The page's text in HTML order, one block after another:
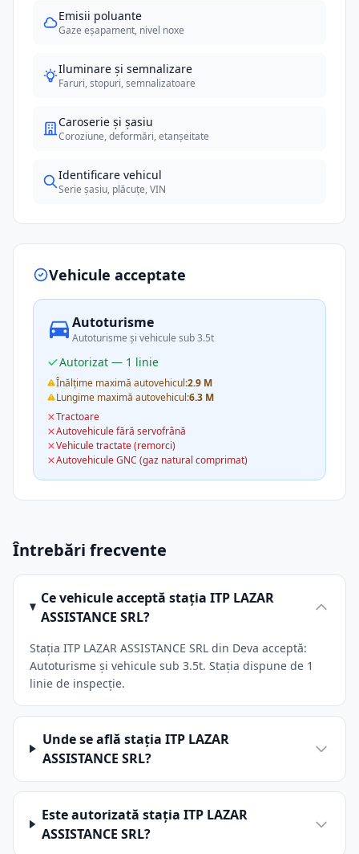
Emisii poluante
Gaze eșapament, nivel noxe
Iluminare și semnalizare
Faruri, stopuri, semnalizatoare
Caroserie și șasiu
Coroziune, deformări, etanșeitate
Identificare vehicul
Serie șasiu, plăcuțe, VIN
Vehicule acceptate
Autoturisme
Autoturisme și vehicule sub 3.5t
Autorizat — 1 linie
Înălțime maximă autovehicul:2.9 M
Lungime maximă autovehicul:6.3 M
Tractoare
Autovehicule fără servofrână
Vehicule tractate (remorci)
Autovehicule GNC (gaz natural comprimat)
Întrebări frecvente
Ce vehicule acceptă stația ITP LAZAR
ASSISTANCE SRL?
Stația ITP LAZAR ASSISTANCE SRL din Deva acceptă:
Autoturisme și vehicule sub 3.5t. Stația dispune de 1
linie de inspecție.
Unde se află stația ITP LAZAR
ASSISTANCE SRL?
Este autorizată stația ITP LAZAR
ASSISTANCE SRL?